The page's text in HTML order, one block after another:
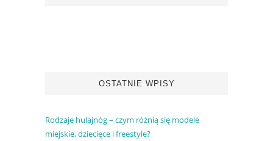
OSTATNIE WPISY
Rodzaje hulajnóg – czym różnią się modele
miejskie, dziecięce i freestyle?